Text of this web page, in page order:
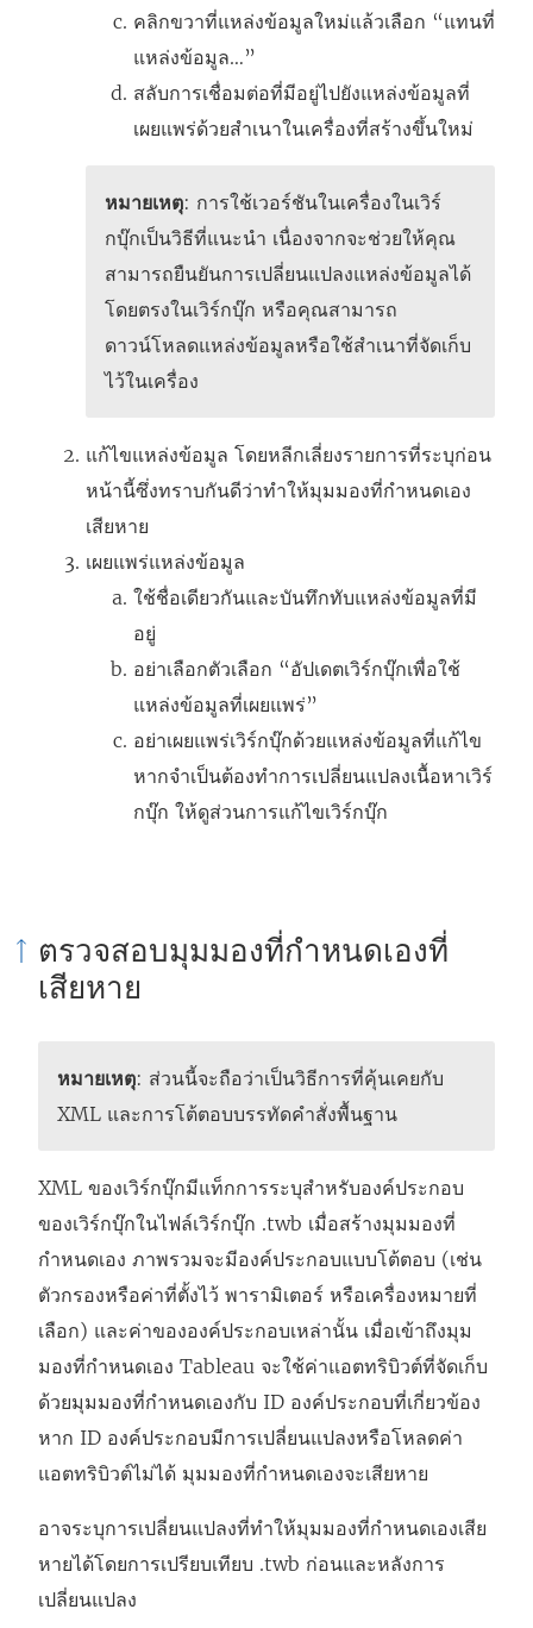
คลิกขวาที่แหล่งข้อมูลใหม่แล้วเลือก “แทนที่
แหล่งข้อมูล…”
สลับการเชื่อมต่อที่มีอยู่ไปยังแหล่งข้อมูลที่
เผยแพร่ด้วยสำเนาในเครื่องที่สร้างขึ้นใหม่
หมายเหตุ: การใช้เวอร์ชันในเครื่องในเวิร์
กบุ๊กเป็นวิธีที่แนะนำ เนื่องจากจะช่วยให้คุณ
สามารถยืนยันการเปลี่ยนแปลงแหล่งข้อมูลได้
โดยตรงในเวิร์กบุ๊ก หรือคุณสามารถ
ดาวน์โหลดแหล่งข้อมูลหรือใช้สำเนาที่จัดเก็บ
ไว้ในเครื่อง
แก้ไขแหล่งข้อมูล โดยหลีกเลี่ยงรายการที่ระบุก่อน
หน้านี้ซึ่งทราบกันดีว่าทำให้มุมมองที่กำหนดเอง
เสียหาย
เผยแพร่แหล่งข้อมูล
ใช้ชื่อเดียวกันและบันทึกทับแหล่งข้อมูลที่มี
อยู่
อย่าเลือกตัวเลือก “อัปเดตเวิร์กบุ๊กเพื่อใช้
แหล่งข้อมูลที่เผยแพร่”
อย่าเผยแพร่เวิร์กบุ๊กด้วยแหล่งข้อมูลที่แก้ไข
หากจำเป็นต้องทำการเปลี่ยนแปลงเนื้อหาเวิร์
กบุ๊ก ให้ดูส่วนการแก้ไขเวิร์กบุ๊ก
ตรวจสอบมุมมองที่กำหนดเองที่
เสียหาย
หมายเหตุ: ส่วนนี้จะถือว่าเป็นวิธีการที่คุ้นเคยกับ
XML และการโต้ตอบบรรทัดคำสั่งพื้นฐาน
XML ของเวิร์กบุ๊กมีแท็กการระบุสำหรับองค์ประกอบ
ของเวิร์กบุ๊กในไฟล์เวิร์กบุ๊ก .twb เมื่อสร้างมุมมองที่
กำหนดเอง ภาพรวมจะมีองค์ประกอบแบบโต้ตอบ (เช่น
ตัวกรองหรือค่าที่ตั้งไว้ พารามิเตอร์ หรือเครื่องหมายที่
เลือก) และค่าขององค์ประกอบเหล่านั้น เมื่อเข้าถึงมุม
มองที่กำหนดเอง Tableau จะใช้ค่าแอตทริบิวต์ที่จัดเก็บ
ด้วยมุมมองที่กำหนดเองกับ ID องค์ประกอบที่เกี่ยวข้อง
หาก ID องค์ประกอบมีการเปลี่ยนแปลงหรือโหลดค่า
แอตทริบิวต์ไม่ได้ มุมมองที่กำหนดเองจะเสียหาย
อาจระบุการเปลี่ยนแปลงที่ทำให้มุมมองที่กำหนดเองเสีย
หายได้โดยการเปรียบเทียบ .twb ก่อนและหลังการ
เปลี่ยนแปลง